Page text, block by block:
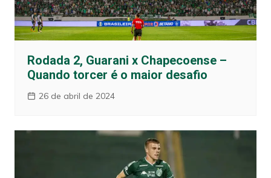
Rodada 2, Guarani x Chapecoense –
Quando torcer é o maior desafio
26 de abril de 2024